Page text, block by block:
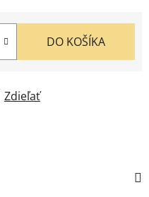
DO KOŠÍKA
Zdieľať